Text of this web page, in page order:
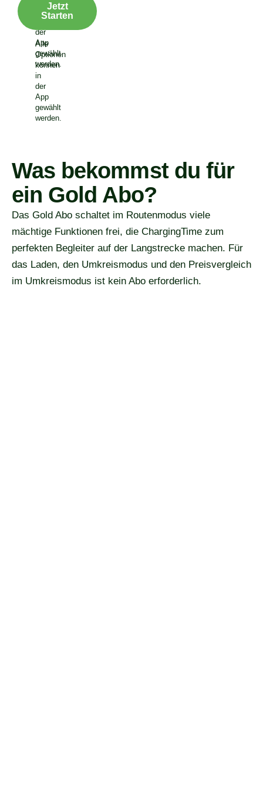
können
der
App
gewählt
werden.
Jetzt
Starten
Alle
Optionen
können
in
der
App
gewählt
werden.
Was bekommst du für
ein Gold Abo?
Das Gold Abo schaltet im Routenmodus viele
mächtige Funktionen frei, die ChargingTime zum
perfekten Begleiter auf der Langstrecke machen. Für
das Laden, den Umkreismodus und den Preisvergleich
im Umkreismodus ist kein Abo erforderlich.